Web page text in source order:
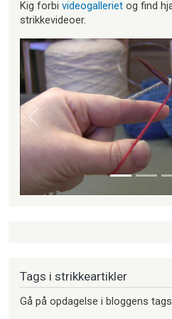
Kig forbi videogalleriet og find
strikkevideoer.
Forrige
Tags i strikkeartikler
Gå på opdagelse i bloggens